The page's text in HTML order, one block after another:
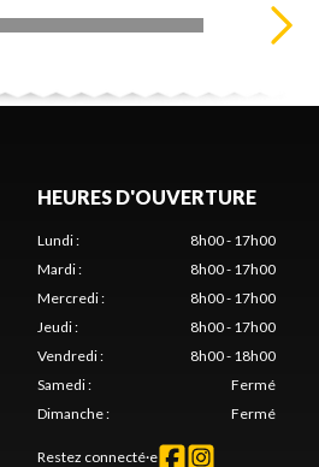
HEURES D'OUVERTURE
Lundi:
8h00 - 17h00
Mardi:
8h00 - 17h00
Mercredi:
8h00 - 17h00
Jeudi:
8h00 - 17h00
Vendredi:
8h00 - 18h00
Samedi:
Fermé
Dimanche: Fermé
Restez connecté·e